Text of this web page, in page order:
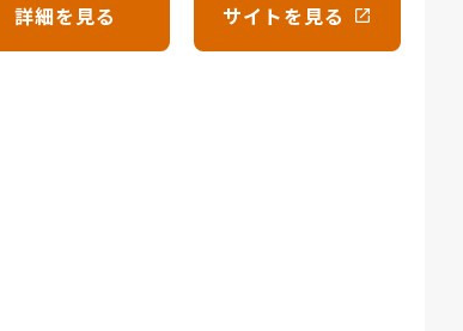
詳細を見る サイトを見る